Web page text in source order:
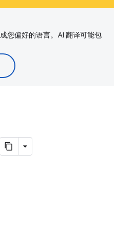
您偏好的语言。AI 翻译可能包